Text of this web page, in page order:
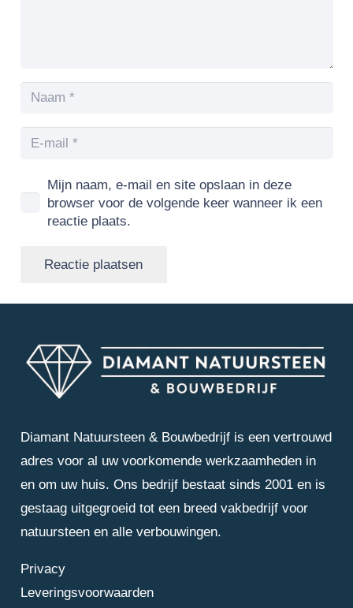
Mijn naam, e-mail en site opslaan in deze
browser voor de volgende keer wanneer ik een
reactie plaats.
Reactie plaatsen
Diamant Natuursteen & Bouwbedrijf is een vertrouwd
adres voor al uw voorkomende werkzaamheden in
en om uw huis. Ons bedrijf bestaat sinds 2001 en is
gestaag uitgegroeid tot een breed vakbedrijf voor
natuursteen en alle verbouwingen.
Privacy
Leveringsvoorwaarden